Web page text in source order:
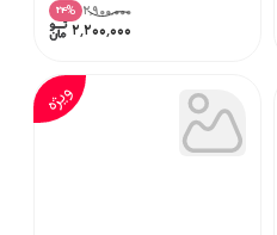
۲٬۹۰۰٬۰۰۰ %
24
۲٬۲۰۰٬۰۰۰
ویژه